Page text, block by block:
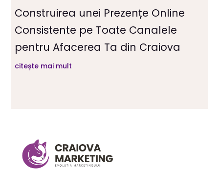
Construirea unei Prezențe Online
Consistente pe Toate Canalele
pentru Afacerea Ta din Craiova
citește mai mult